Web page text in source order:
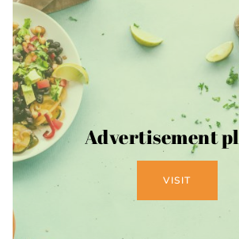
Advertisement
VISIT